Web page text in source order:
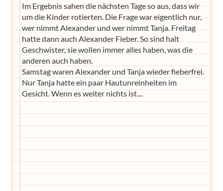
Im Ergebnis sahen die nächsten Tage so aus, dass wir
um die Kinder rotierten. Die Frage war eigentlich nur,
wer nimmt Alexander und wer nimmt Tanja. Freitag
hatte dann auch Alexander Fieber. So sind halt
Geschwister, sie wollen immer alles haben, was die
anderen auch haben.
Samstag waren Alexander und Tanja wieder fieberfrei.
Nur Tanja hatte ein paar Hautunreinheiten im
Gesicht. Wenn es weiter nichts ist....